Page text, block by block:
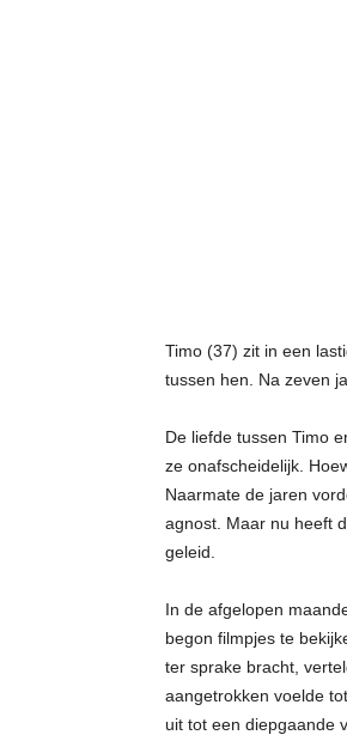
Timo (37) zit in een
tussen hen. Na zeven
De liefde tussen Timo
ze onafscheidelijk.
Naarmate de jaren
agnost. Maar nu heeft
geleid.
In de afgelopen
begon filmpjes te
ter sprake bracht,
aangetrokken voelde
uit tot een diepgaande